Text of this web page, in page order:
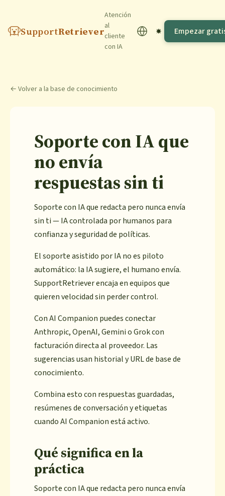
SupportRetriever
Atención
al
cliente
con IA
Empezar
← Volver a la base de conocimiento
Soporte con IA que
no envía
respuestas sin ti
Soporte con IA que redacta pero nunca envía
sin ti — IA controlada por humanos para
confianza y seguridad de políticas.
El soporte asistido por IA no es piloto
automático: la IA sugiere, el humano envía.
SupportRetriever encaja en equipos que
quieren velocidad sin perder control.
Con AI Companion puedes conectar
Anthropic, OpenAI, Gemini o Grok con
facturación directa al proveedor. Las
sugerencias usan historial y URL de base de
conocimiento.
Combina esto con respuestas guardadas,
resúmenes de conversación y etiquetas
cuando AI Companion está activo.
Qué significa en la
práctica
Soporte con IA que redacta pero nunca envía